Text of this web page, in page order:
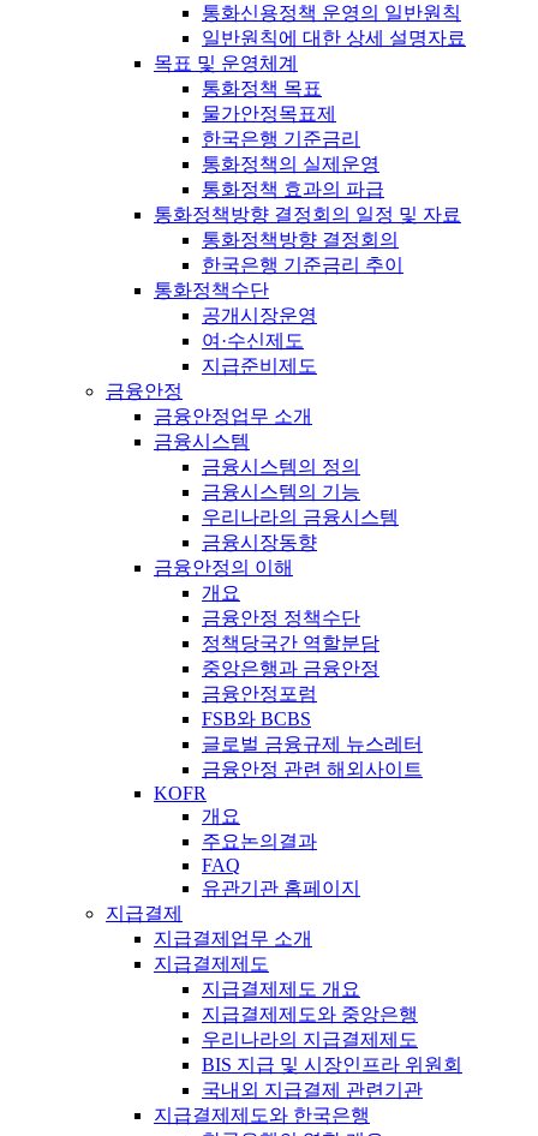
통화신용정책 운영의 일반원칙
일반원칙에 대한 상세 설명자료
목표 및 운영체계
통화정책 목표
물가안정목표제
한국은행 기준금리
통화정책의 실제운영
통화정책 효과의 파급
통화정책방향 결정회의 일정 및 자료
통화정책방향 결정회의
한국은행 기준금리 추이
통화정책수단
공개시장운영
여·수신제도
지급준비제도
금융안정
금융안정업무 소개
금융시스템
금융시스템의 정의
금융시스템의 기능
우리나라의 금융시스템
금융시장동향
금융안정의 이해
개요
금융안정 정책수단
정책당국간 역할분담
중앙은행과 금융안정
금융안정포럼
FSB와 BCBS
글로벌 금융규제 뉴스레터
금융안정 관련 해외사이트
KOFR
개요
주요논의결과
FAQ
유관기관 홈페이지
지급결제
지급결제업무 소개
지급결제제도
지급결제제도 개요
지급결제제도와 중앙은행
우리나라의 지급결제제도
BIS 지급 및 시장인프라 위원회
국내외 지급결제 관련기관
지급결제제도와 한국은행